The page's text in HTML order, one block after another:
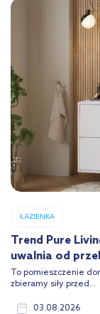
ŁAZIENKA
Trend Pure
uwalnia od
To pomieszczenie
zbieramy siły przed...
03.08.2026